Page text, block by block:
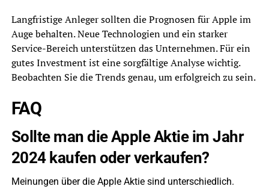
Langfristige Anleger sollten die Prognosen für Apple im
Auge behalten. Neue Technologien und ein starker
Service-Bereich unterstützen das Unternehmen. Für ein
gutes Investment ist eine sorgfältige Analyse wichtig.
Beobachten Sie die Trends genau, um erfolgreich zu sein.
FAQ
Sollte man die Apple Aktie im Jahr
2024 kaufen oder verkaufen?
Meinungen über die Apple Aktie sind unterschiedlich.